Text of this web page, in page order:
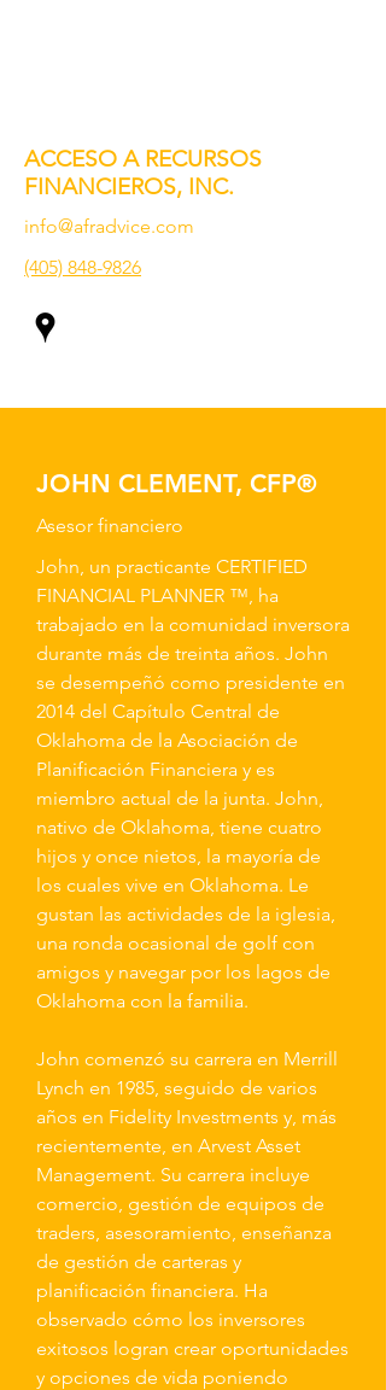
ACCESO A RECURSOS
FINANCIEROS, INC.
info@afradvice.com
(405) 848-9826
JOHN CLEMENT, CFP®
Asesor financiero
John, un practicante CERTIFIED
FINANCIAL PLANNER ™, ha
trabajado en la comunidad inversora
durante más de treinta años. John
se desempeñó como presidente en
2014 del Capítulo Central de
Oklahoma de la Asociación de
Planificación Financiera y es
miembro actual de la junta. John,
nativo de Oklahoma, tiene cuatro
hijos y once nietos, la mayoría de
los cuales vive en Oklahoma. Le
gustan las actividades de la iglesia,
una ronda ocasional de golf con
amigos y navegar por los lagos de
Oklahoma con la familia.
John comenzó su carrera en Merrill
Lynch en 1985, seguido de varios
años en Fidelity Investments y, más
recientemente, en Arvest Asset
Management. Su carrera incluye
comercio, gestión de equipos de
traders, asesoramiento, enseñanza
de gestión de carteras y
planificación financiera. Ha
observado cómo los inversores
exitosos logran crear oportunidades
y opciones de vida poniendo